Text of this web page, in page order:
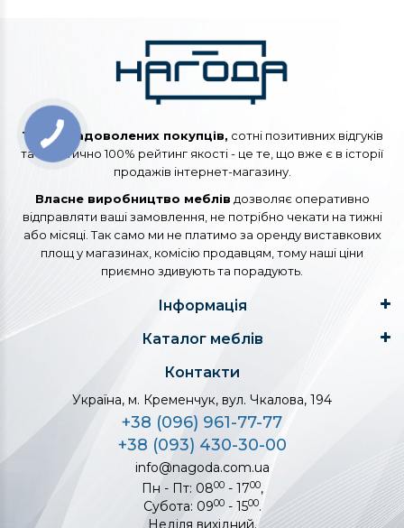
Тисячі задоволених покупців, сотні позитивних відгуків
та практично 100% рейтинг якості - це те, що вже є в історії
продажів інтернет-магазину.
Власне виробництво меблів дозволяє оперативно
відправляти ваші замовлення, не потрібно чекати на тижні
або місяці. Так само ми не платимо за оренду виставкових
площ у магазинах, комісію продавцям, тому наші ціни
приємно здивують та порадують.
Інформація
Каталог меблів
Контакти
Україна, м. Кременчук, вул. Чкалова, 194
+38 (096) 961-77-77
+38 (093) 430-30-00
info@nagoda.com.ua
Пн - Пт: 0800- 1700,
Субота: 0900- 1500.
Неділя вихідний.